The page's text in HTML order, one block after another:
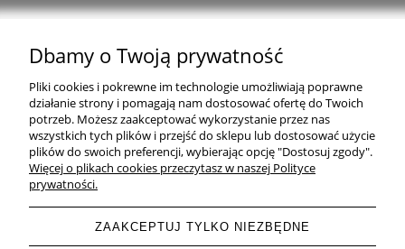
ZDROWA ŻYWNOŚĆ
ZOBACZ TEŻ
OBSERWUJ NAS
Dbamy o Twoją prywatność
Pliki cookies i pokrewne im technologie umożliwiają poprawne
działanie strony i pomagają nam dostosować ofertę do Twoich
potrzeb. Możesz zaakceptować wykorzystanie przez nas
wszystkich tych plików i przejść do sklepu lub dostosować użycie
plików do swoich preferencji, wybierając opcję "Dostosuj zgody".
Więcej o plikach cookies przeczytasz w naszej Polityce
prywatności.
ZAAKCEPTUJ TYLKO NIEZBĘDNE